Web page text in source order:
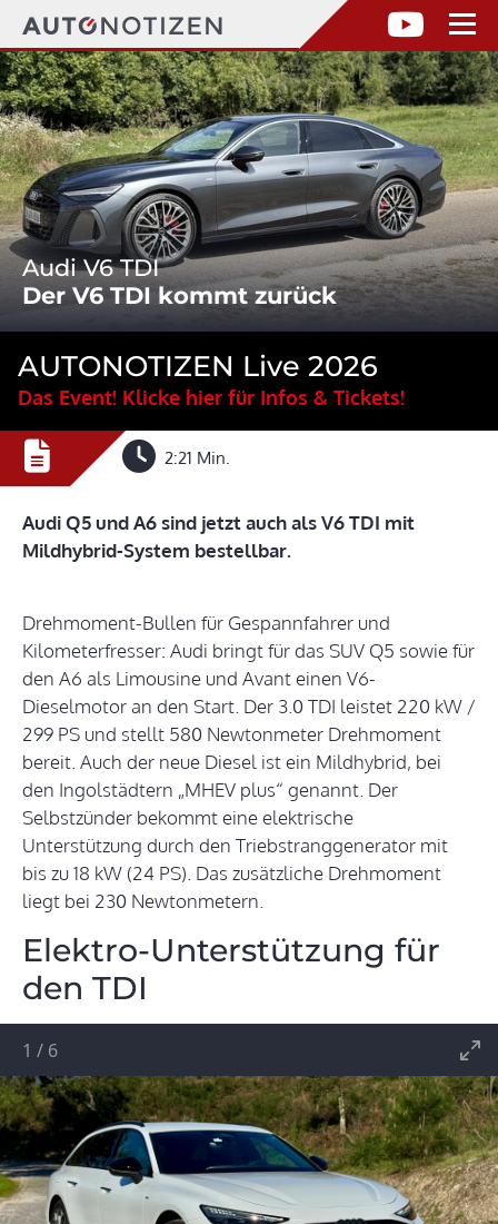
Audi V6 TDI
Der V6 TDI kommt zurück
AUTONOTIZEN Live 2026
Das Event! Klicke hier für Infos & Tickets!
2:21 Min.
Audi Q5 und A6 sind jetzt auch als V6 TDI mit
Mildhybrid-System bestellbar.
Drehmoment-Bullen für Gespannfahrer und
Kilometerfresser: Audi bringt für das SUV Q5 sowie für
den A6 als Limousine und Avant einen V6-
Dieselmotor an den Start. Der 3.0 TDI leistet 220 kW /
299 PS und stellt 580 Newtonmeter Drehmoment
bereit. Auch der neue Diesel ist ein Mildhybrid, bei
den Ingolstädtern „MHEV plus“ genannt. Der
Selbstzünder bekommt eine elektrische
Unterstützung durch den Triebstranggenerator mit
bis zu 18 kW (24 PS). Das zusätzliche Drehmoment
liegt bei 230 Newtonmetern.
Elektro-Unterstützung für
den TDI
1 / 6